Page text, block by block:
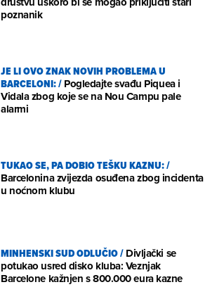
poznanik
JE LI OVO ZNAK NOVIH PROBLEMA U
BARCELONI:/Pogledajte svađu Piquea i
Vidala zbog koje se na Nou Campu pale
alarmi
TUKAO SE, PA DOBIO TEŠKU KAZNU:/
Barcelonina zvijezda osuđena zbog incidenta
u noćnom klubu
MINHENSKI SUD ODLUČIO/Divljački se
potukao usred disko kluba: Veznjak
Barcelone kažnjen s 800.000 eura kazne